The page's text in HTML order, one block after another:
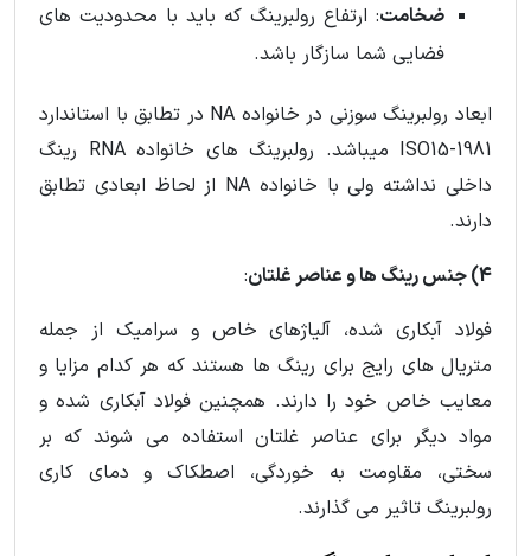
ضخامت: ارتفاع رولبرینگ که باید با محدودیت های
فضایی شما سازگار باشد.
ابعاد رولبرینگ سوزنی در خانواده NA در تطابق با استاندارد
ISO15-1981 میباشد. رولبرینگ های خانواده RNA رینگ
داخلی نداشته ولی با خانواده NA از لحاظ ابعادی تطابق
دارند.
4) جنس رینگ ها و عناصر غلتان
:
فولاد آبکاری شده، آلیاژهای خاص و سرامیک از جمله
متریال های رایج برای رینگ ها هستند که هر کدام مزایا و
معایب خاص خود را دارند. همچنین فولاد آبکاری شده و
مواد دیگر برای عناصر غلتان استفاده می شوند که بر
سختی، مقاومت به خوردگی، اصطکاک و دمای کاری
رولبرینگ تاثیر می گذارند.